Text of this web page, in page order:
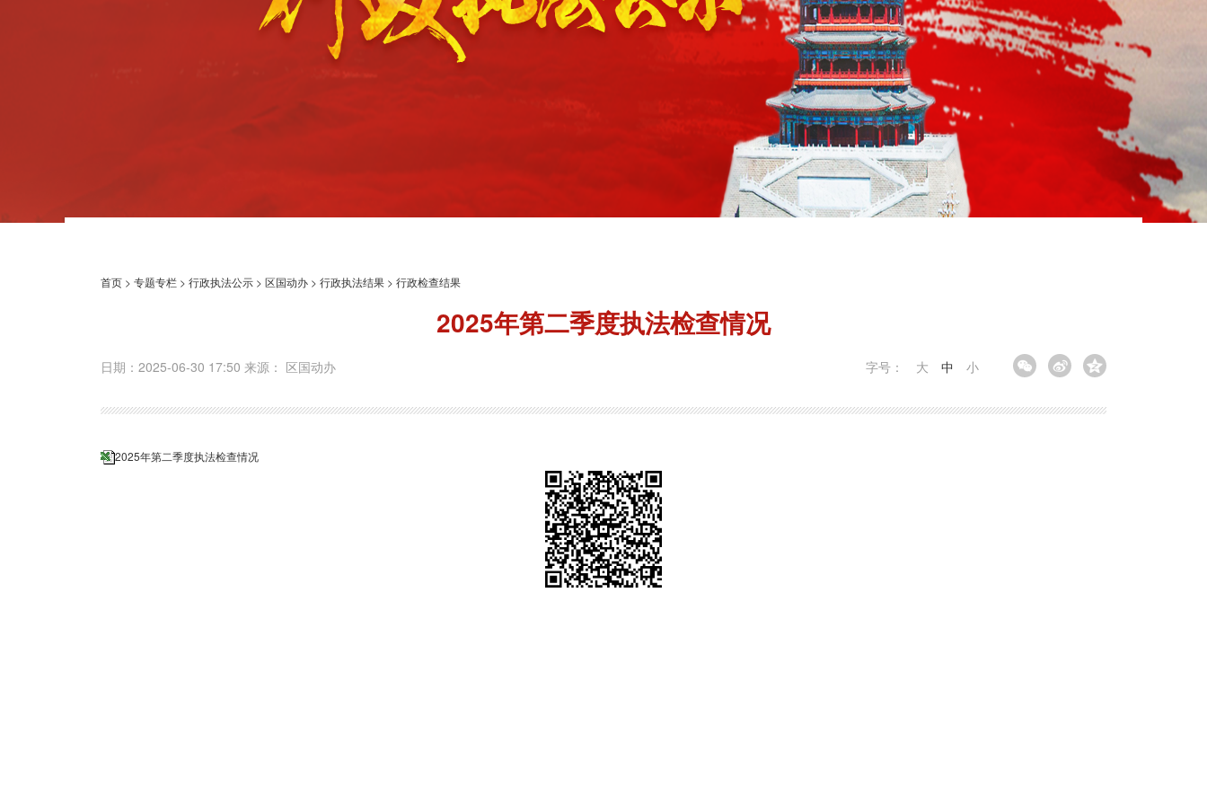
首页 >专题专栏 >行政执法公示 >区国动办 >行政执法结果 >行政检查结果
2025年第二季度执法检查情况
日期：2025-06-30 17:50 来源： 区国动办 字号： 大 中 小
2025年第二季度执法检查情况